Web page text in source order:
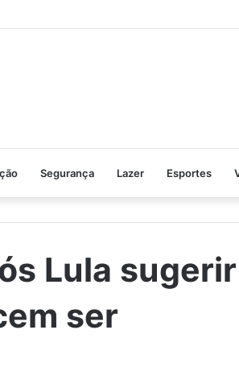
Segurança Lazer Esportes
Lula sugerir
ser